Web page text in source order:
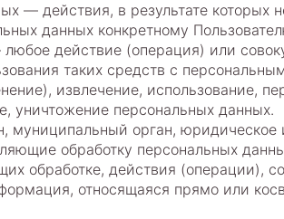
— действия, в результате которых
данных конкретному
действие (операция) или
таких средств с
извлечение, использование,
уничтожение персональных данных.
муниципальный орган,
обработку персональных
обработке, действия
относящаяся прямо или